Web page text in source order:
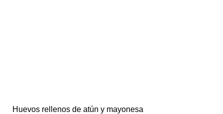
Huevos rellenos de atún y mayonesa